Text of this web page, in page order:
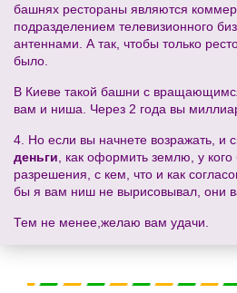
башнях рестораны являются
подразделением телевизионного
антеннами. А так, чтобы только
было.
В Киеве такой башни с
вам и ниша. Через 2 года вы
4. Но если вы начнете возражать, и
деньги , как оформить землю, у кого
разрешения, с кем, что и как
бы я вам ниш не вырисовывал, они
Тем не менее,желаю вам удачи.